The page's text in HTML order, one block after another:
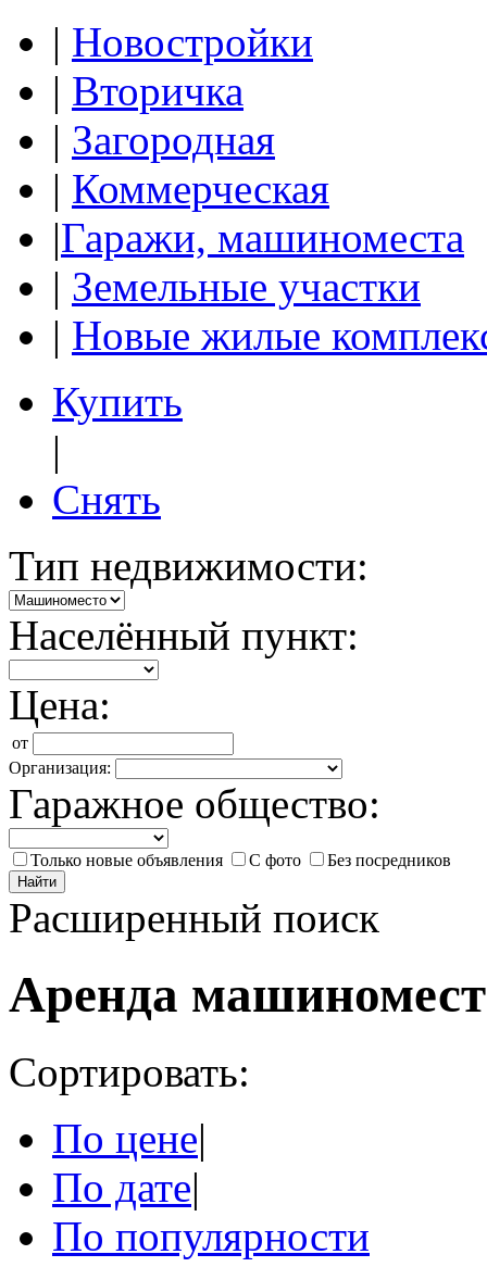
| Новостройки
| Вторичка
| Загородная
| Коммерческая
|Гаражи, машиноместа
| Земельные участки
| Новые жилые
Купить
|
Снять
Тип недвижимости:
Населённый пункт:
Цена:
от
Организация:
Гаражное общество:
Только новые объявления С фото Без посредников
Найти
Расширенный поиск
Аренда
Сортировать:
По цене|
По дате|
По популярности